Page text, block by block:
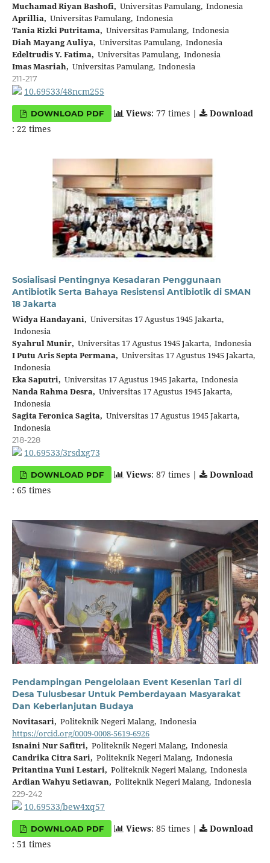
Muchamad Riyan Bashofi, Universitas Pamulang, Indonesia
Aprillia, Universitas Pamulang, Indonesia
Tania Rizki Putritama, Universitas Pamulang, Indonesia
Diah Mayang Auliya, Universitas Pamulang, Indonesia
Edeltrudis Y. Fatima, Universitas Pamulang, Indonesia
Imas Masriah, Universitas Pamulang, Indonesia
211-217
10.69533/48ncm255
DOWNLOAD PDF Views: 77 times |
Download
: 22 times
Sosialisasi Pentingnya Kesadaran Penggunaan
Antibiotik Serta Bahaya Resistensi Antibiotik di SMAN
18 Jakarta
Widya Handayani, Universitas 17 Agustus 1945 Jakarta,
Indonesia
Syahrul Munir, Universitas 17 Agustus 1945 Jakarta, Indonesia
I Putu Aris Septa Permana, Universitas 17 Agustus 1945 Jakarta,
Indonesia
Eka Saputri, Universitas 17 Agustus 1945 Jakarta, Indonesia
Nanda Rahma Desra, Universitas 17 Agustus 1945 Jakarta,
Indonesia
Sagita Feronica Sagita, Universitas 17 Agustus 1945 Jakarta,
Indonesia
218-228
10.69533/3rsdxg73
DOWNLOAD PDF Views: 87 times |
Download
: 65 times
Pendampingan Pengelolaan Event Kesenian Tari di
Desa Tulusbesar Untuk Pemberdayaan Masyarakat
Dan Keberlanjutan Budaya
Novitasari, Politeknik Negeri Malang, Indonesia
https://orcid.org/0009-0008-5619-6926
Isnaini Nur Safitri, Politeknik Negeri Malang, Indonesia
Candrika Citra Sari, Politeknik Negeri Malang, Indonesia
Pritantina Yuni Lestari, Politeknik Negeri Malang, Indonesia
Ardian Wahyu Setiawan, Politeknik Negeri Malang, Indonesia
229-242
10.69533/bew4xq57
DOWNLOAD PDF Views: 85 times |
Download
: 51 times